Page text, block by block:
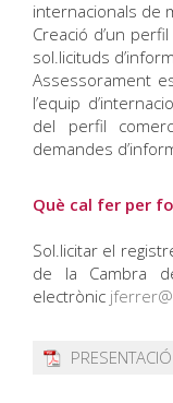
internacionals de
Creació d’un
sol.licituds
Assessorament
l’equip
del perfil
demandes
Què cal fer per
Sol.licitar el
de la Cambra
electrònic